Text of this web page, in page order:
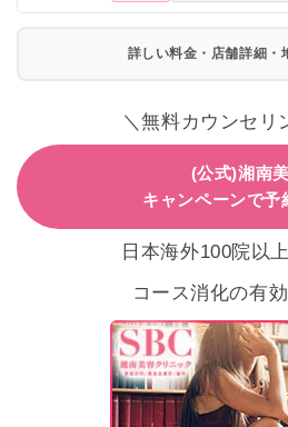
詳しい料金・店舗詳細・
＼無料カウンセリ
(公式)湘南
キャンペーンで
日本海外100院以
コース消化の有